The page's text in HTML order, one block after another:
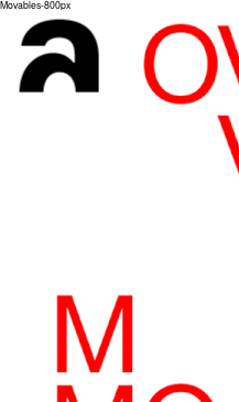
Movables-800px